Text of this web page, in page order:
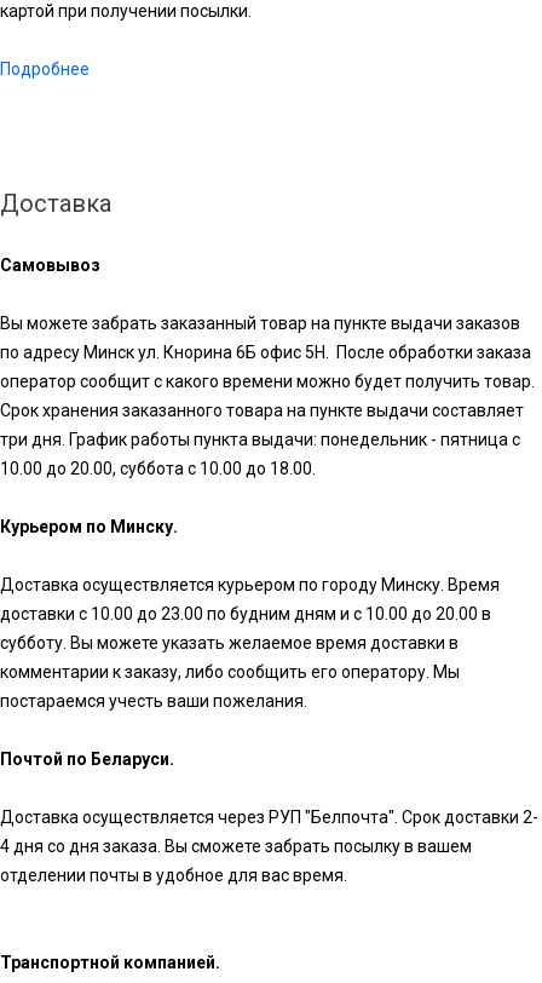
картой при получении посылки.
Подробнее
Доставка
Самовывоз
Вы можете забрать заказанный товар на пункте выдачи заказов
по адресу Минск ул. Кнорина 6Б офис 5Н. После обработки заказа
оператор сообщит с какого времени можно будет получить товар.
Срок хранения заказанного товара на пункте выдачи составляет
три дня. График работы пункта выдачи: понедельник - пятница с
10.00 до 20.00, суббота с 10.00 до 18.00.
Курьером по Минску.
Доставка осуществляется курьером по городу Минску. Время
доставки с 10.00 до 23.00 по будним дням и с 10.00 до 20.00 в
субботу. Вы можете указать желаемое время доставки в
комментарии к заказу, либо сообщить его оператору. Мы
постараемся учесть ваши пожелания.
Почтой по Беларуси.
Доставка осуществляется через РУП "Белпочта". Срок доставки 2-
4 дня со дня заказа. Вы сможете забрать посылку в вашем
отделении почты в удобное для вас время.
Транспортной компанией.